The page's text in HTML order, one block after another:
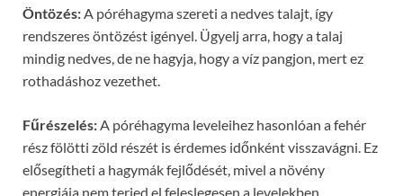
Öntözés:A póréhagyma szereti a nedves talajt, így
rendszeres öntözést igényel. Ügyelj arra, hogy a talaj
mindig nedves, de ne hagyja, hogy a víz pangjon, mert ez
rothadáshoz vezethet.
Fűrészelés:A póréhagyma leveleihez hasonlóan a fehér
rész fölötti zöld részét is érdemes időnként visszavágni. Ez
elősegítheti a hagymák fejlődését, mivel a növény
energiája nem terjed el feleslegesen a levelekben.